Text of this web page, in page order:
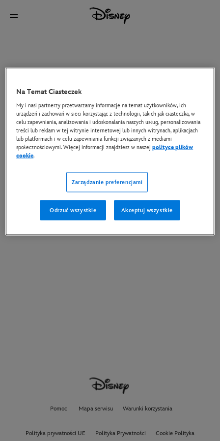
Pomoc Mapa serwisu Warunki korzystania
Polityka prywatności UE Polityka Prywatności Cookie Polityka
Na Temat Ciasteczek
My i nasi partnerzy przetwarzamy informacje na temat użytkowników, ich
urządzeń i zachowań w sieci korzystając z technologii, takich jak ciasteczka, w
celu zapewniania, analizowania i udoskonalania naszych usług, personalizowania
treści lub reklam w tej witrynie internetowej lub innych witrynach, aplikacjach
lub platformach i w celu zapewniania funkcji związanych z mediami
społecznościowymi. Więcej informacji znajdziesz w naszejpolityce plików
cookie.
Zarządzanie preferencjami
Odrzuć wszystkie Akceptuj wszystkie